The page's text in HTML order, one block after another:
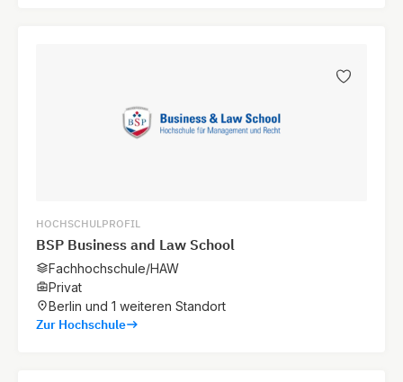
HOCHSCHULPROFIL
BSP Business and Law School
Fachhochschule/HAW
Privat
Berlin und 1 weiteren Standort
Zur Hochschule